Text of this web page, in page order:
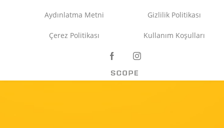
Aydınlatma Metni Gizlilik Politikası
Çerez Politikası Kullanım Koşulları